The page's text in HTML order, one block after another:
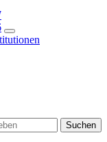
Suchen